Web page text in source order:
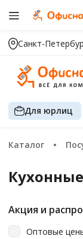
Санкт-
Для юрлиц
Каталог
Акция и
Оптовые